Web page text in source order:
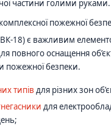
частини голими руками.
пожежної
18) є важливим
повного оснащення
пожежної безпеки.
типів для різних зон
для